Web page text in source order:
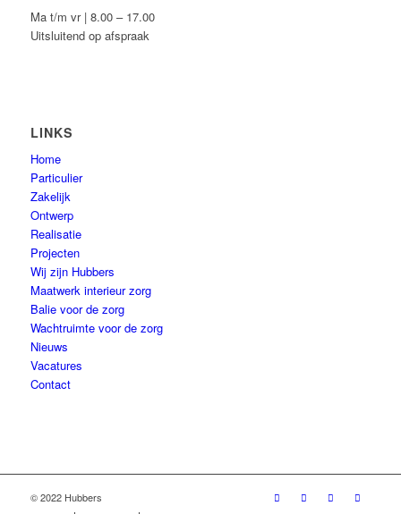
Ma t/m vr | 8.00 – 17.00
Uitsluitend op afspraak
LINKS
Home
Particulier
Zakelijk
Ontwerp
Realisatie
Projecten
Wij zijn Hubbers
Maatwerk interieur zorg
Balie voor de zorg
Wachtruimte voor de zorg
Nieuws
Vacatures
Contact
© 2022 Hubbers